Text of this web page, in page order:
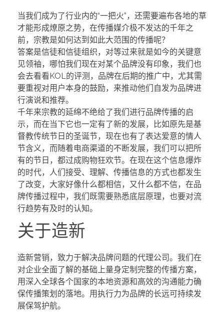
当我们成为了行业内的“一把火”，还需要遍布各地的草
才能形成燎原之势，在传播媒介极不发达的千年之
前，宗教是如何达到如此大范围的传播呢？
答案是信徒和信徒组织，对等过来就是如今的关键意
见领袖，哪怕我们现在对某个品牌没有印象，我们也
会去看看KOL的评测，品牌在后期的推广中，尤其需
要重视对用户本身的鼓励，来推动他们自发为品牌进
行演说和推荐。
千年来宗教的延绵不绝给了我们进行品牌传播的启
示，而在当下它也一定有了新的发展，比如原先是基
督教传统节日的圣诞节，现在也有了表达爱意的情人
节含义，而随着电商渠道的不断发展，我们可以把所
有的节日，都过成购物狂欢节。在现在这个信息爆炸
的时代，人们接受、理解、传播信息的方式也都发生
了改变，大家好像什么都相信，又什么都不信，在品
牌传播过程中，我们既需要熟悉底层原理，也要对流
行趋势有及时的认知。
关于造新
造新营销，致力于解决品牌问题的代理公司。我们在
对企业全面了解的基础上量身定制完整的传播方案，
用深入全球各个国家的本地资源和高效的沟通能力确
保传播策划的落地。用执行力为品牌的长远可持续发
展保驾护航。